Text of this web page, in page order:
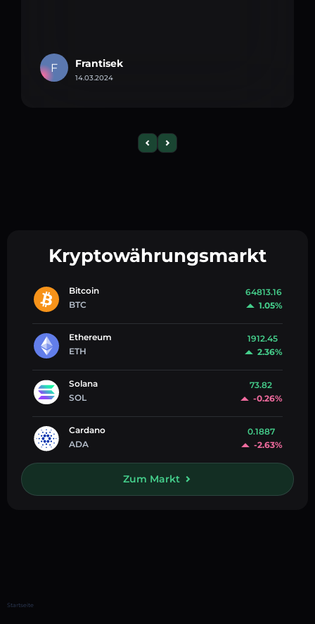
F Frantisek
14.03.2024
Kryptowährungsmarkt
Bitcoin
BTC
64813.16
1.05%
Ethereum
ETH
1912.45
2.36%
Solana
SOL
73.82
-0.26%
Cardano
ADA
0.1887
-2.63%
Zum Markt
Startseite